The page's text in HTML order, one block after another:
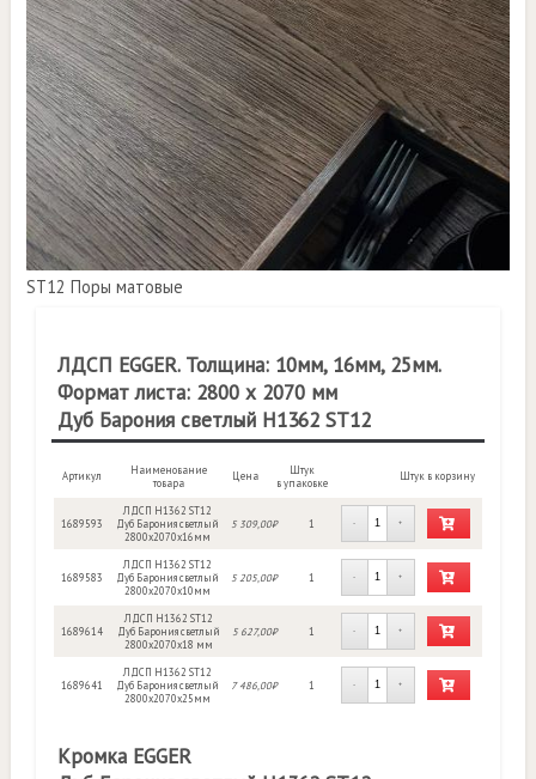
ST12 Поры матовые
ЛДСП EGGER. Толщина: 10мм, 16мм, 25мм.
Формат листа: 2800 х 2070 мм
Дуб Барония светлый H1362 ST12
Артикул
Наименование
товара
Цена
Штук
в упаковке
Штук в корзину
1689593
ЛДСП H1362 ST12
Дуб Барония светлый
2800х2070х16мм
5 309,00₽ 1 - +
1689583
ЛДСП H1362 ST12
Дуб Барония светлый
2800х2070х10мм
5 205,00₽ 1 - +
1689614
ЛДСП H1362 ST12
Дуб Барония светлый
2800x2070x18 мм
5 627,00₽ 1 - +
1689641
ЛДСП H1362 ST12
Дуб Барония светлый
2800х2070х25мм
7 486,00₽ 1 - +
Кромка EGGER